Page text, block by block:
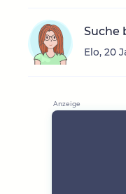
Suche
Elo, 20